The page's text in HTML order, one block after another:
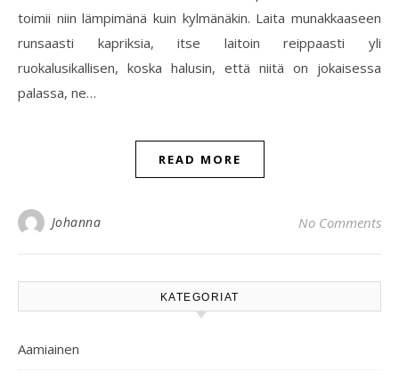
toimii niin lämpimänä kuin kylmänäkin. Laita munakkaaseen
runsaasti kapriksia, itse laitoin reippaasti yli
ruokalusikallisen, koska halusin, että niitä on jokaisessa
palassa, ne…
READ MORE
Johanna No Comments
KATEGORIAT
Aamiainen